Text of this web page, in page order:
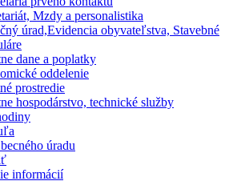
Mzdy a personalistika
úrad,Evidencia obyvateľstva, Stavebné
dane a poplatky
oddelenie
prostredie
hospodárstvo, technické služby
úradu
informácií